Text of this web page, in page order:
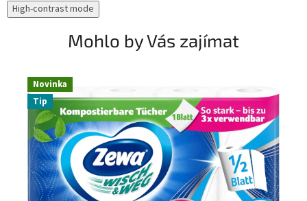
High-contrast mode
Mohlo by Vás zajímat
Novinka
Tip